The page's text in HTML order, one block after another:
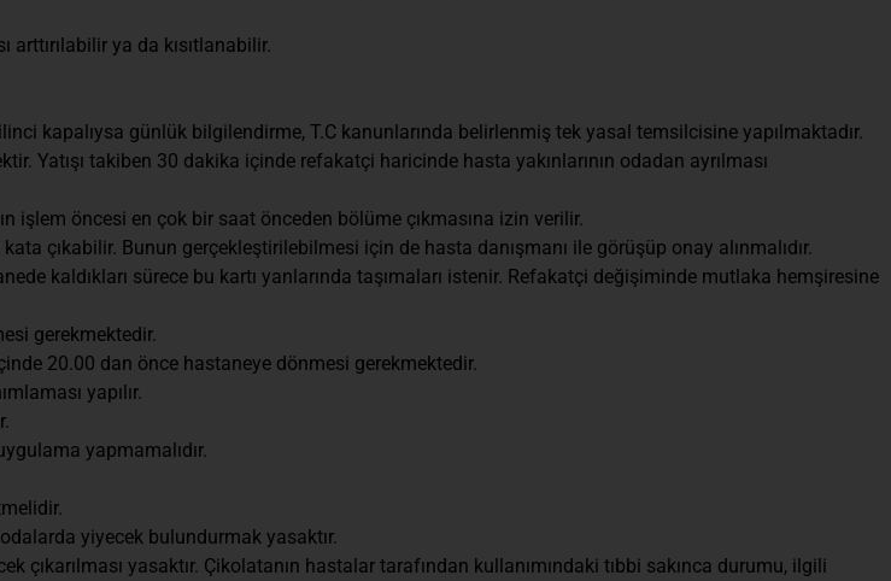
ya da kısıtlanabilir.
kapalıysa günlük bilgilendirme, T.C kanunlarında belirlenmiş tek yasal temsilcisine yapılmaktadır.
Yatışı takiben 30 dakika içinde refakatçi haricinde hasta yakınlarının odadan ayrılması
işlem öncesi en çok bir saat önceden bölüme çıkmasına izin verilir.
çıkabilir. Bunun gerçekleştirilebilmesi için de hasta danışmanı ile görüşüp onay alınmalıdır.
kaldıkları sürece bu kartı yanlarında taşımaları istenir. Refakatçi değişiminde mutlaka hemşiresine
gerekmektedir.
20.00 dan önce hastaneye dönmesi gerekmektedir.
yapılır.
yapmamalıdır.
yiyecek bulundurmak yasaktır.
yasaktır. Çikolatanın hastalar tarafından kullanımındaki tıbbi sakınca durumu, ilgili